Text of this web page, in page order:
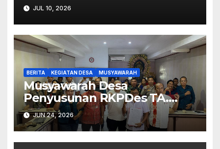
JUL 10, 2026
BERITA KEGIATAN DESA MUSYAWARAH
Musyawarah Desa
Penyusunan RKPDes TA.
2027.
JUN 24, 2026